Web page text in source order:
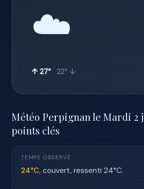
☁️
↑ 27° 22° ↓
Météo Perpignan le Mardi 2
points clés
TEMPS OBSERVÉ
24°C, couvert, ressenti 24°C.